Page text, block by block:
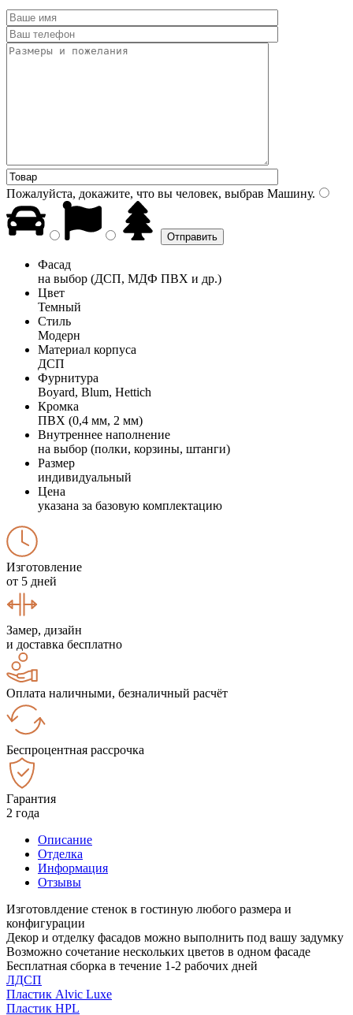
Пожалуйста, докажите, что вы человек, выбрав Машину.
Фасад
на выбор (ДСП, МДФ ПВХ и др.)
Цвет
Темный
Стиль
Модерн
Материал корпуса
ДСП
Фурнитура
Boyard, Blum, Hettich
Кромка
ПВХ (0,4 мм, 2 мм)
Внутреннее наполнение
на выбор (полки, корзины, штанги)
Размер
индивидуальный
Цена
указана за базовую комплектацию
Изготовление
от 5 дней
Замер, дизайн
и доставка бесплатно
Оплата наличными, безналичный расчёт
Беспроцентная рассрочка
Гарантия
2 года
Описание
Отделка
Информация
Отзывы
Изготовлдение стенок в гостиную любого размера и
конфигурации
Декор и отделку фасадов можно выполнить под вашу задумку
Возможно сочетание нескольких цветов в одном фасаде
Бесплатная сборка в течение 1-2 рабочих дней
ЛДСП
Пластик Alvic Luxe
Пластик HPL